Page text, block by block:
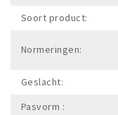
Soort product:
Normeringen:
Geslacht:
Pasvorm :